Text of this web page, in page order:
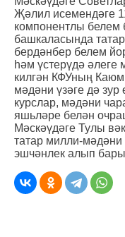
Җәлил исемендәге
компонентлы белем
башкаласында
бердәнбер белем
һәм үстерүдә әлеге
килгән КФУның
мәдәни үзәге дә
курслар, мәдәни
яшьләре белән
Мәскәүдәге Тулы
татар милли-мәдәни
эшчәнлек алып